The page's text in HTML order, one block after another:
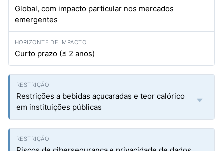
Global, com impacto particular nos mercados
emergentes
Curto prazo (≤ 2 anos)
Restrições a bebidas açucaradas e teor calórico
em instituições públicas